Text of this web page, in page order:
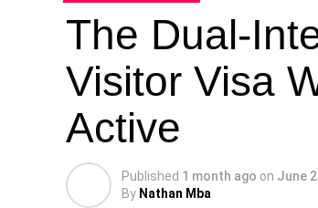
The Dual-
Visitor Visa
Active
Published 1 month ago on June
By Nathan Mba